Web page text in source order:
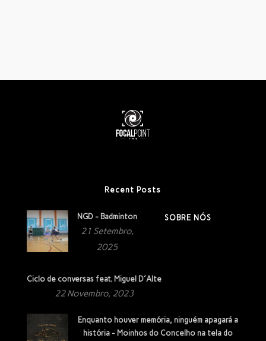
Recent Posts
NGD - Badminton
21 Setembro,
2025
Ciclo de conversas feat. Miguel D´Alte
22 Novembro, 2023
Enquanto houver memória, ninguém apagará a
história - Moinhos do Concelho na tela do
SOBRE NÓS